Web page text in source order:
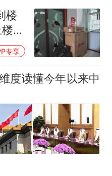
楼
！
专享
度读懂今年以来中